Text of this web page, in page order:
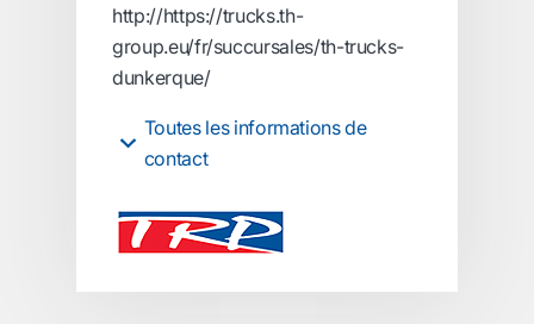
http://https://trucks.th-
group.eu/fr/succursales/th-trucks-
dunkerque/
Toutes les informations de
contact